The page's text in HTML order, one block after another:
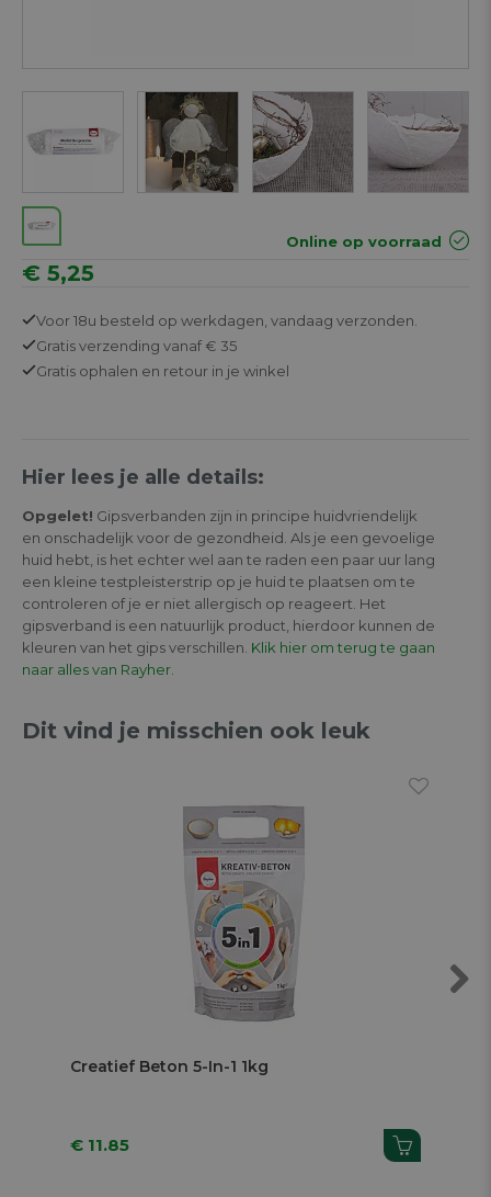
Online op voorraad
€ 5,25
Voor 18u besteld op werkdagen, vandaag verzonden.
Gratisverzending vanaf € 35
Gratis ophalen en retour in je winkel
Hier lees je alle details:
Opgelet! Gipsverbanden zijn in principe huidvriendelijk
en onschadelijk voor de gezondheid. Als je een gevoelige
huid hebt, is het echter wel aan te raden een paar uur lang
een kleine testpleisterstrip op je huid te plaatsen om te
controleren of je er niet allergisch op reageert. Het
gipsverband is een natuurlijk product, hierdoor kunnen de
kleuren van het gips verschillen. Klik hier om terug te gaan
naar alles van Rayher.
Dit vind je misschien ook leuk
Creatief Beton 5-In-1 1kg
€ 11.85